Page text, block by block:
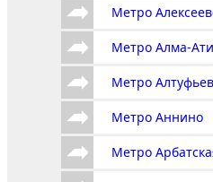
Метро
Метро Алма-
Метро
Метро Аннино
Метро